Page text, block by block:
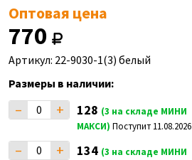
Оптовая цена
770
Артикул: 22-9030-1(3) белый
Размеры в наличии:
– + 128 (3 на складе МИНИ
МАКСИ) Поступит 11.08.2026
– + 134 (3 на складе МИНИ